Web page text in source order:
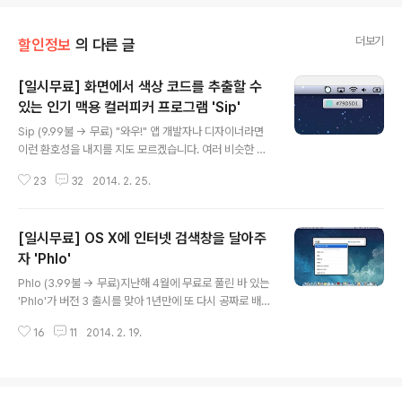
할인정보 의 다른 글 더보기
[일시무료] 화면에서 색상 코드를 추출할 수
있는 인기 맥용 컬러피커 프로그램 'Sip'
Sip (9.99불 → 무료) "와우!" 앱 개발자나 디자이너라면
이런 환호성을 내지를 지도 모르겠습니다. 여러 비슷한 앱
사이에서 많은 인기를 끌고 있는 컬러피커(Color Picker)
을 추출하는 프로그램입니다. 특히 그래픽 작업을 하거나
앱을 개발할 때 각각의 그래픽 요소의 어울림을 고려한 최
적의 색상을 선택할 수 있어 매우 유용합니다. ▼ 맥 운영
체제 자체에서도 '색상 패널'이라는 기능을 제공하지만, 원
지는 것이 사실입니다. 하지만 Sip은 메뉴 막대와 키보드
23 32 2014. 2. 25.
[일시무료] OS X에 인터넷 검색창을 달아주
자 'Phlo'
Phlo (3.99불 → 무료)지난해 4월에 무료로 풀린 바 있는
'Phlo'가 버전 3 출시를 맞아 1년만에 또 다시 공짜로 배포
것 같습니다. 현재 Alfred, LaunchBar, QuickSilver 같
16 11 2014. 2. 19.